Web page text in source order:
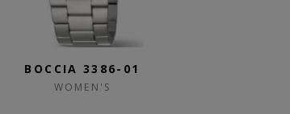
BOCCIA 3386-01
WOMEN'S